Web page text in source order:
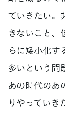
ていきたい。
きないこと、
らに矮小化す
多いという問
あの時代のあ
りやっていき